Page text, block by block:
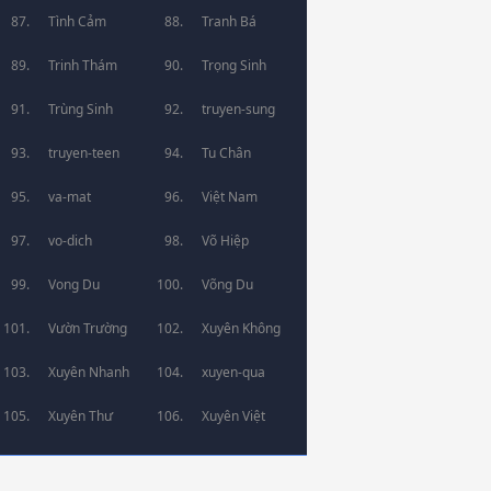
Tình Cảm Tranh Bá
Trinh Thám Trọng Sinh
Trùng Sinh truyen-sung
truyen-teen Tu Chân
va-mat Việt Nam
vo-dich Võ Hiệp
Vong Du Võng Du
Vườn Trường Xuyên Không
Xuyên Nhanh xuyen-qua
Xuyên Thư Xuyên Việt